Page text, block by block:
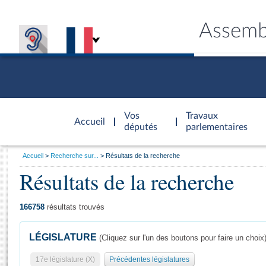
Accueil
d'accueil
Vos
députés
Travaux
parlementaires
Général
Vous
Accueil Recherche sur... Résultats de la recherche
Résultats de la recherche
166758 résultats trouvés
LÉGISLATURE (Cliquez sur l'un des boutons pour faire un choix)
17e législature (X) Précédentes législatures